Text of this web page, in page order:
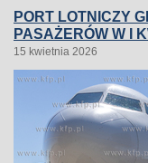
PORT LOTNICZY
PASAŻERÓW W I
15 kwietnia 2026